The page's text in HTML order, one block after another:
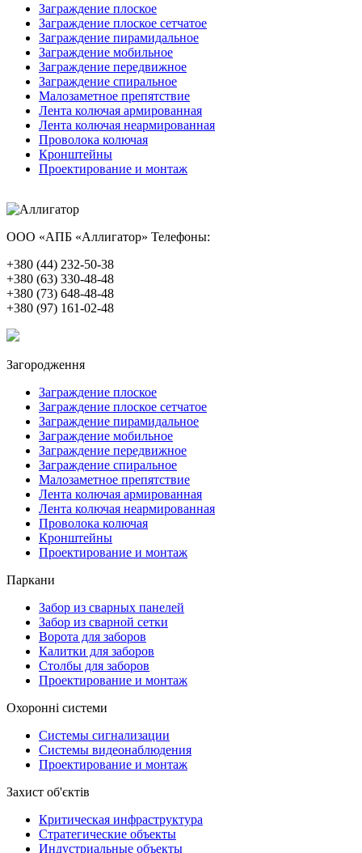
Заграждение плоское
Заграждение плоское сетчатое
Заграждение пирамидальное
Заграждение мобильное
Заграждение передвижное
Заграждение спиральное
Малозаметное препятствие
Лента колючая армированная
Лента колючая неармированная
Проволока колючая
Кронштейны
Проектирование и монтаж
ООО «АПБ «Аллигатор» Телефоны:
+380 (44) 232-50-38
+380 (63) 330-48-48
+380 (73) 648-48-48
+380 (97) 161-02-48
Загородження
Заграждение плоское
Заграждение плоское сетчатое
Заграждение пирамидальное
Заграждение мобильное
Заграждение передвижное
Заграждение спиральное
Малозаметное препятствие
Лента колючая армированная
Лента колючая неармированная
Проволока колючая
Кронштейны
Проектирование и монтаж
Паркани
Забор из сварных панелей
Забор из сварной сетки
Ворота для заборов
Калитки для заборов
Столбы для заборов
Проектирование и монтаж
Охоронні системи
Системы сигнализации
Системы видеонаблюдения
Проектирование и монтаж
Захист об'єктів
Критическая инфраструктура
Стратегические объекты
Индустриальные объекты